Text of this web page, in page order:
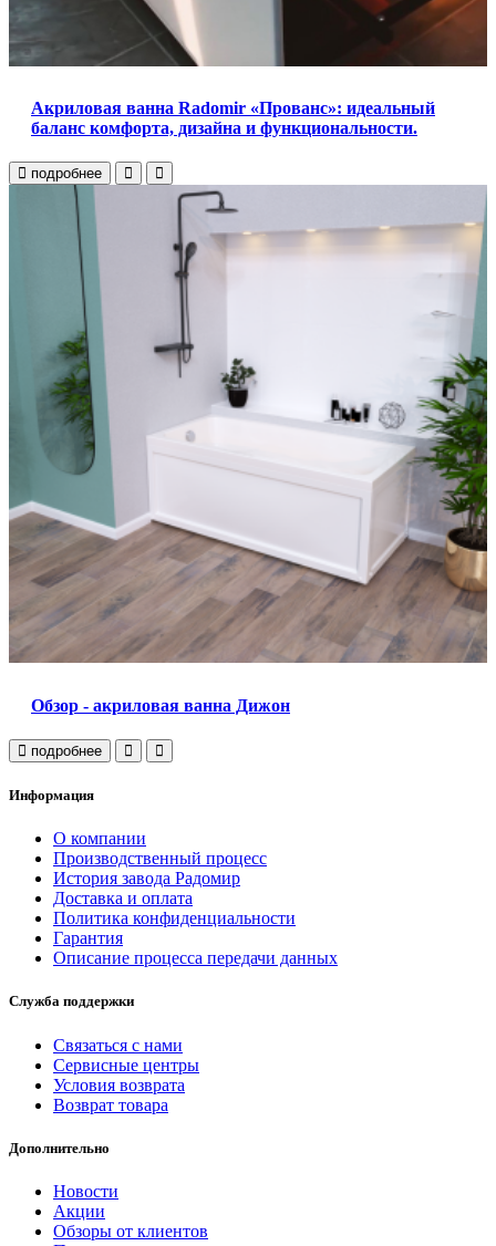
Акриловая ванна Radomir «Прованс»: идеальный
баланс комфорта, дизайна и функциональности.
подробнее
Обзор - акриловая ванна Дижон
подробнее
Информация
О компании
Производственный процесс
История завода Радомир
Доставка и оплата
Политика конфиденциальности
Гарантия
Описание процесса передачи данных
Служба поддержки
Связаться с нами
Сервисные центры
Условия возврата
Возврат товара
Дополнительно
Новости
Акции
Обзоры от клиентов